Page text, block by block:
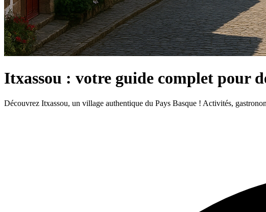
Itxassou : votre guide complet pour
Découvrez Itxassou, un village authentique du Pays Basque ! Activités,